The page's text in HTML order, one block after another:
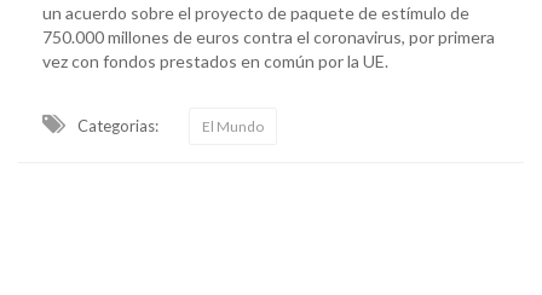
un acuerdo sobre el proyecto de paquete de estímulo de
750.000 millones de euros contra el coronavirus, por primera
vez con fondos prestados en común por la UE.
Categorias: El Mundo